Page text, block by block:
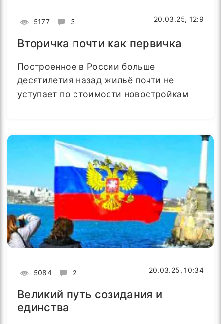
5177 3 20.03.25, 12:9
Вторичка почти как первичка
Построенное в России больше
десятилетия назад жильё почти не
уступает по стоимости новостройкам
5084 2 20.03.25, 10:34
Великий путь созидания и
единства